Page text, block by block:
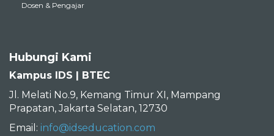
Dosen & Pengajar
Hubungi Kami
Kampus IDS | BTEC
Jl. Melati No.9, Kemang Timur XI, Mampang
Prapatan, Jakarta Selatan, 12730
Email: info@idseducation.com